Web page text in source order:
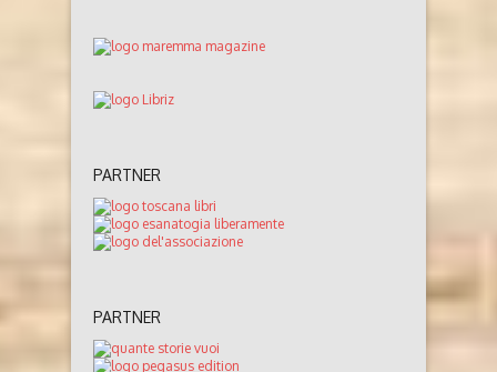
PARTNER
PARTNER